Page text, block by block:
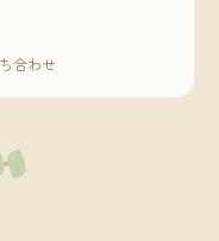
合わせ